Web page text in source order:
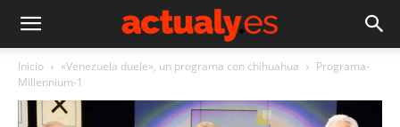
Inicio «Venezuela duele», un programa con chihuahua
Programa-
Millennium-1